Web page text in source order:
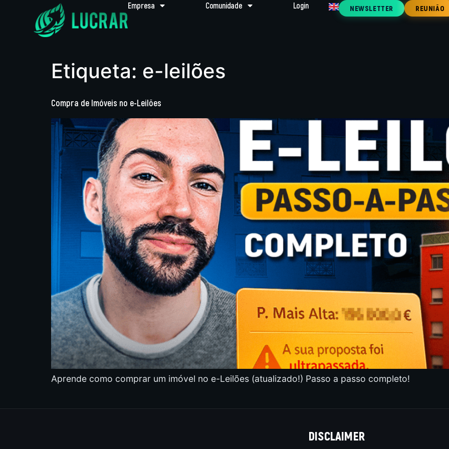
Empresa Comunidade Login NEWSLETTER REUNIÃO
Etiqueta: e-leilões
Compra de Imóveis no e-Leilões
Aprende como comprar um imóvel no e-Leilões (atualizado!) Passo a passo completo!
DISCLAIMER